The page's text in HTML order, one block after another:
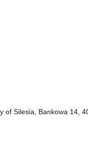
of Silesia, Bankowa 14,